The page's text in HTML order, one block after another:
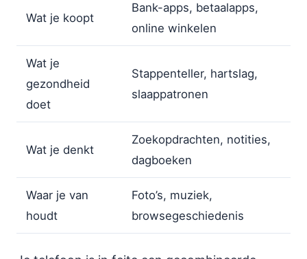
Wat je koopt
Bank-apps, betaalapps,
online winkelen
Wat je
gezondheid
doet
Stappenteller, hartslag,
slaappatronen
Wat je denkt
Zoekopdrachten, notities,
dagboeken
Waar je van
houdt
Foto’s, muziek,
browsegeschiedenis